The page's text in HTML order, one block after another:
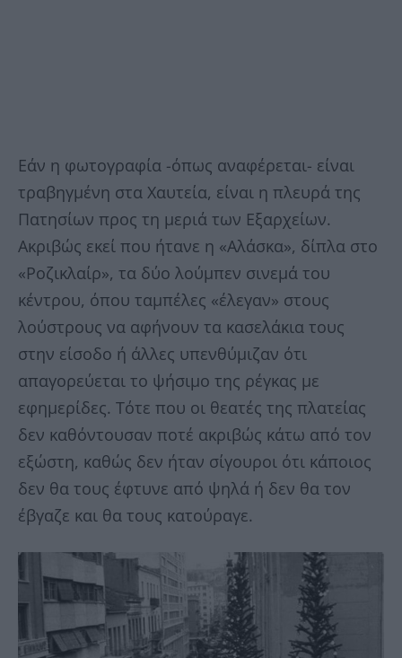
Εάν η φωτογραφία -όπως αναφέρεται- είναι
τραβηγμένη στα Χαυτεία, είναι η πλευρά της
Πατησίων προς τη μεριά των Εξαρχείων.
Ακριβώς εκεί που ήτανε η «Αλάσκα», δίπλα στο
«Ροζικλαίρ», τα δύο λούμπεν σινεμά του
κέντρου, όπου ταμπέλες «έλεγαν» στους
λούστρους να αφήνουν τα κασελάκια τους
στην είσοδο ή άλλες υπενθύμιζαν ότι
απαγορεύεται το ψήσιμο της ρέγκας με
εφημερίδες. Τότε που οι θεατές της πλατείας
δεν καθόντουσαν ποτέ ακριβώς κάτω από τον
εξώστη, καθώς δεν ήταν σίγουροι ότι κάποιος
δεν θα τους έφτυνε από ψηλά ή δεν θα τον
έβγαζε και θα τους κατούραγε.